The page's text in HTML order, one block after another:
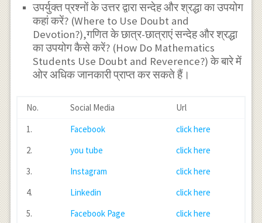
उपर्युक्त प्रश्नों के उत्तर द्वारा सन्देह और श्रद्धा का उपयोग
कहां करें? (Where to Use Doubt and
Devotion?),गणित के छात्र-छात्राएं सन्देह और श्रद्धा
का उपयोग कैसे करें? (How Do Mathematics
Students Use Doubt and Reverence?) के बारे में
ओर अधिक जानकारी प्राप्त कर सकते हैं।
No. Social Media
Url
1.
Facebook
click here
2.
you tube
click here
3.
Instagram
click here
4.
Linkedin
click here
5.
Facebook Page
click here